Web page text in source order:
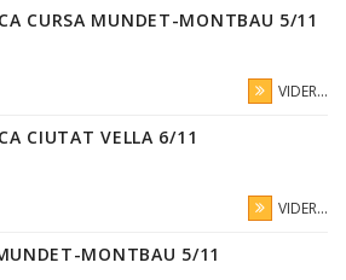
CURSA MUNDET-MONTBAU 5/11
VIDER...
CIUTAT VELLA 6/11
VIDER...
MONTBAU 5/11